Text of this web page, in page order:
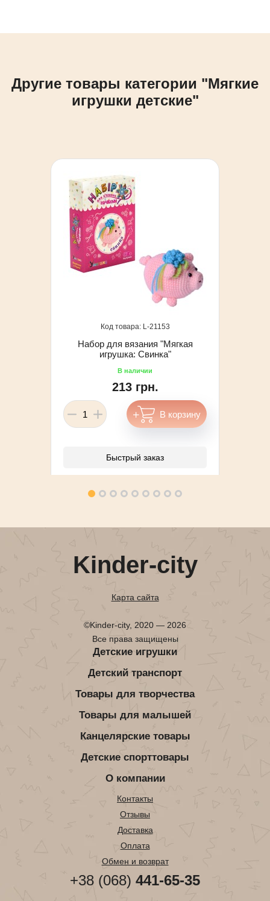
Другие товары категории "Мягкие
игрушки детские"
21153
Набор для вязания "Мягкая
игрушка: Свинка"
213 грн.
Быстрый заказ
Kinder-city
Карта сайта
©Kinder-city, 2020 — 2026
Все права защищены
Детские игрушки
Детский транспорт
Товары для творчества
Товары для малышей
Канцелярские товары
Детские спорттовары
О компании
Контакты
Отзывы
Доставка
Оплата
Обмен и возврат
+38 (068) 441-65-35